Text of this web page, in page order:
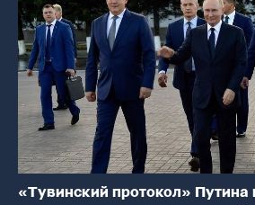
«Тувинский протокол» Путина